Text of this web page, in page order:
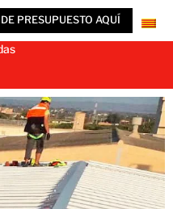
PRESUPUESTO AQUÍ